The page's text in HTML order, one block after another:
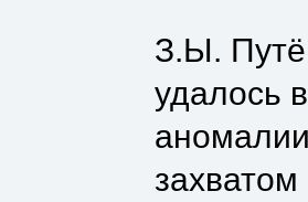
З.Ы.
удалось